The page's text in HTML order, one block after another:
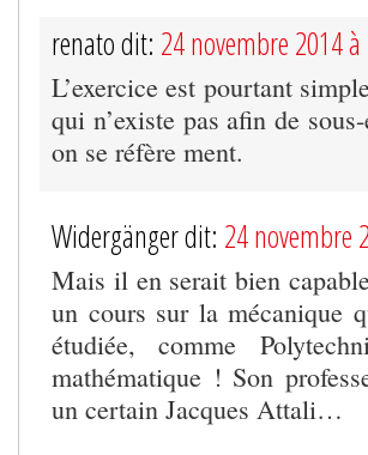
renato dit: 24 novembre 2014
L’exercice est pourtant
qui n’existe pas afin de
on se réfère ment.
Widergänger dit: 24 novembre
Mais il en serait bien
un cours sur la mécanique
étudiée, comme
mathématique ! Son
un certain Jacques Attali…